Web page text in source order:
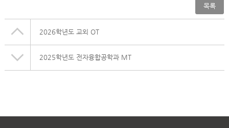
목록
2026학년도 교외 OT
2025학년도 전자융합공학과 MT